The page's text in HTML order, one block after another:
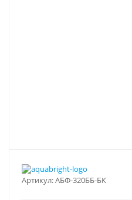
Артикул:АБФ-320ББ-БК